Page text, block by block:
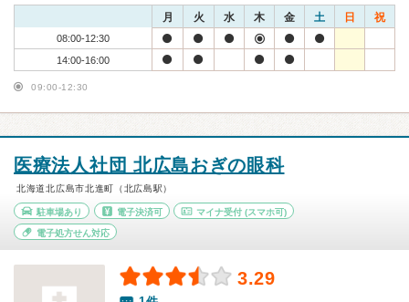
月 火 水 木 金 土 日 祝
08:00-12:30
14:00-16:00
09:00-12:30
医療法人社団 北広島おぎの眼科
北海道北広島市北進町（北広島駅）
駐車場あり 電子決済可 マイナ受付 (スマホ可)
電子処方せん対応
3.29